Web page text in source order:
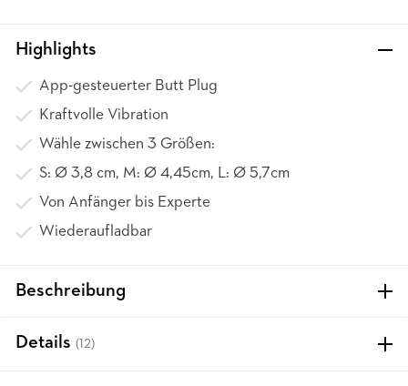
Highlights
App-gesteuerter Butt Plug
Kraftvolle Vibration
Wähle zwischen 3 Größen:
S: Ø 3,8 cm, M: Ø 4,45cm, L: Ø 5,7cm
Von Anfänger bis Experte
Wiederaufladbar
Beschreibung
Details (12)